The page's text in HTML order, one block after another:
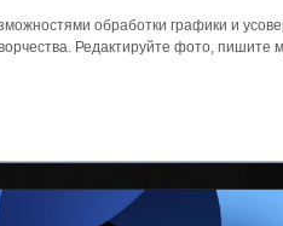
обработки графики и
Редактируйте фото,